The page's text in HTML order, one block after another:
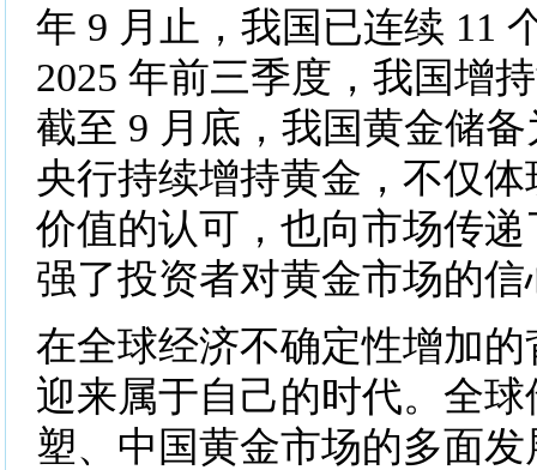
年 9 月止，我国已连续 11
2025 年前三季度，我国增
截至 9 月底，我国黄金储备
央行持续增持黄金，不仅
价值的认可，也向市场传
强了投资者对黄金市场的信
在全球经济不确定性增加
迎来属于自己的时代。全
塑、中国黄金市场的多面